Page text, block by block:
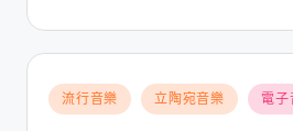
Posted
in
流行音樂 立陶宛音樂 電子